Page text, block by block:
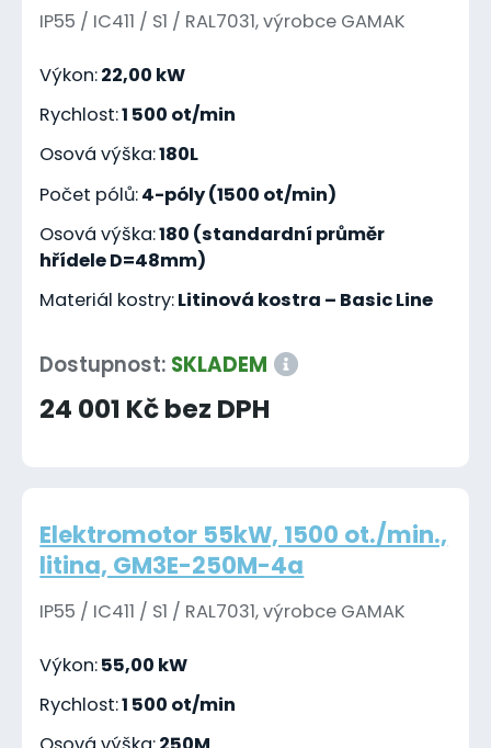
IP55 / IC411 / S1 / RAL7031, výrobce GAMAK
Výkon:22,00 kW
Rychlost:1 500 ot/min
Osová výška:180L
Počet pólů:4-póly (1500 ot/min)
Osová výška:180 (standardní průměr
hřídele D=48mm)
Materiál kostry:Litinová kostra – Basic Line
Dostupnost: SKLADEM
24 001 Kč bez DPH
Elektromotor 55kW, 1500 ot./min.,
litina, GM3E-250M-4a
IP55 / IC411 / S1 / RAL7031, výrobce GAMAK
Výkon:55,00 kW
Rychlost:1 500 ot/min